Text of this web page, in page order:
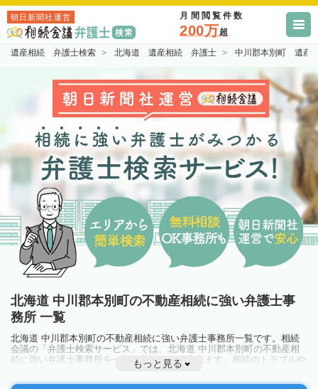
朝日新聞社運営 月間閲覧件数
200万超
遺産相続 弁護士検索 北海道 遺産相続 弁護士 中川郡本別町 遺産
北海道 中川郡本別町の不動産相続に強い弁護士事
務所 一覧
北海道 中川郡本別町の不動産相続に強い弁護士事務所一覧です。相続
会議の「弁護士検索サービス」では、北海道 中川郡本別町の不動産相
続に強い弁護士事務所を一覧で見ることが出来ます。相続のトラブルや
お悩みを抱えている方は一度近隣の弁護士に相談してみましょう。
もっと見る